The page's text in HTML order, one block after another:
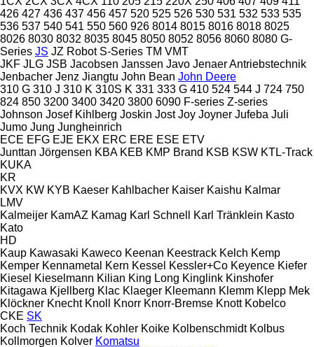
426 427 436 437 456 457 520 525 526 530 531 532 533 535
536 537 540 541 550 560 926 8014 8015 8016 8018 8025
8026 8030 8032 8035 8045 8050 8052 8056 8060 8080 G-
Series JS JZ Robot S-Series TM VMT
JKF JLG JSB Jacobsen Janssen Javo Jenaer Antriebstechnik
Jenbacher Jenz Jiangtu John Bean John Deere
310 G 310 J 310 K 310S K 331 333 G 410 524 544 J 724 750
824 850 3200 3400 3420 3800 6090 F-series Z-series
Johnson Josef Kihlberg Joskin Jost Joy Joyner Jufeba Juli
Jumo Jung Jungheinrich
ECE EFG EJE EKX ERC ERE ESE ETV
Junttan Jörgensen KBA KEB KMP Brand KSB KSW KTL-Track
KUKA
KR
KVX KW KYB Kaeser Kahlbacher Kaiser Kaishu Kalmar
LMV
Kalmeijer KamAZ Kamag Karl Schnell Karl Tränklein Kasto
Kato
HD
Kaup Kawasaki Kaweco Keenan Keestrack Kelch Kemp
Kemper Kennametal Kern Kessel Kessler+Co Keyence Kiefer
Kiesel Kieselmann Kilian King Long Kinglink Kinshofer
Kitagawa Kjellberg Klac Klaeger Kleemann Klemm Klepp Mek
Klöckner Knecht Knoll Knorr Knorr-Bremse Knott Kobelco
CKE SK
Koch Technik Kodak Kohler Koike Kolbenschmidt Kolbus
Kollmorgen Kolver Komatsu